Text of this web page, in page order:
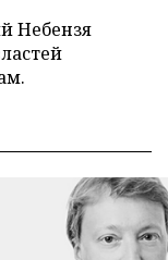
Небензя